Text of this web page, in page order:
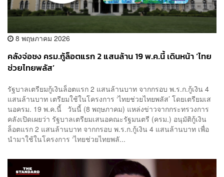
8 พฤษภาคม 2026
คลังจ่อชง ครม.กู้ล็อตแรก 2 แสนล้าน 19 พ.ค.นี้ เดินหน้า ‘ไทย
ช่วยไทยพลัส’
รัฐบาลเตรียมกู้เงินล็อตแรก 2 แสนล้านบาท จากกรอบ พ.ร.ก.กู้เงิน 4
แสนล้านบาท เตรียมใช้ในโครงการ ‘ไทยช่วยไทยพลัส’ โดยเตรียมเส
นอครม. 19 พ.ค.นี้ วันนี้ (8 พฤษภาคม) แหล่งข่าวจากกระทรวงการ
คลังเปิดเผยว่า รัฐบาลเตรียมเสนอคณะรัฐมนตรี (ครม.) อนุมัติกู้เงิน
ล็อตแรก 2 แสนล้านบาท จากกรอบ พ.ร.ก.กู้เงิน 4 แสนล้านบาท เพื่อ
นำมาใช้ในโครงการ ‘ไทยช่วยไทยพลั...